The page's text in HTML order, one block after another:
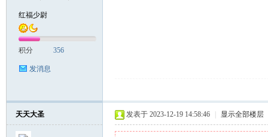
红福少尉
积分 356
发消息
天天大圣 发表于 2023-12-19 14:58:46 显示全部楼层